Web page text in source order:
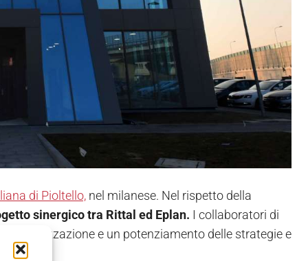
di Pioltello, nel milanese. Nel rispetto della
sinergico tra Rittal ed Eplan. I collaboratori di
e un potenziamento delle strategie e